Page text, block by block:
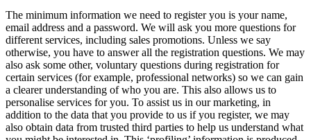
The minimum information we need to register you is your name,
email address and a password. We will ask you more questions for
different services, including sales promotions. Unless we say
otherwise, you have to answer all the registration questions. We may
also ask some other, voluntary questions during registration for
certain services (for example, professional networks) so we can gain
a clearer understanding of who you are. This also allows us to
personalise services for you. To assist us in our marketing, in
addition to the data that you provide to us if you register, we may
also obtain data from trusted third parties to help us understand what